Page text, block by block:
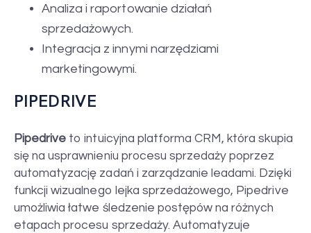
Analiza i raportowanie działań
sprzedażowych.
Integracja z innymi narzędziami
marketingowymi.
PIPEDRIVE
Pipedrive to intuicyjna platforma CRM, która skupia
się na usprawnieniu procesu sprzedaży poprzez
automatyzację zadań i zarządzanie leadami. Dzięki
funkcji wizualnego lejka sprzedażowego, Pipedrive
umożliwia łatwe śledzenie postępów na różnych
etapach procesu sprzedaży. Automatyzuje